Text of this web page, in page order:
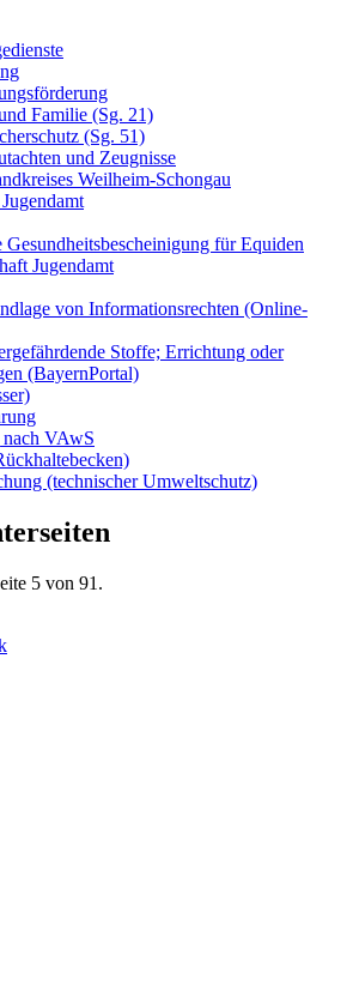
Familie (Sg. 21)
(Sg. 51)
und Zeugnisse
Weilheim-Schongau
für Equiden
Jugendamt
von Informationsrechten (Online-
Stoffe; Errichtung oder
(BayernPortal)
VAwS
(technischer Umweltschutz)
5 von 91.